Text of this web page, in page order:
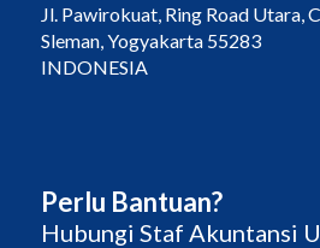
Jl. Pawirokuat, Ring Road Utara,
Sleman, Yogyakarta 55283
INDONESIA
Perlu Bantuan?
Hubungi Staf Akuntansi